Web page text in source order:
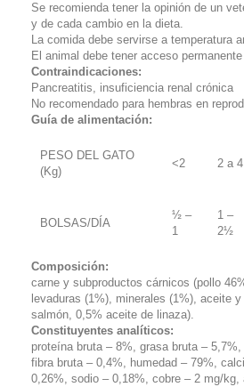
Se recomienda tener la opinión de un
y de cada cambio en la dieta.
La comida debe servirse a temperatura
El animal debe tener acceso
Contraindicaciones:
Pancreatitis, insuficiencia renal crónica
No recomendado para hembras en
Guía de alimentación:
PESO DEL GATO
(Kg)
<2 2 a 4
BOLSAS/DÍA
½ –
1
1 –
2½
Composición:
carne y subproductos cárnicos (pollo
levaduras (1%), minerales (1%), aceite
salmón, 0,5% aceite de linaza).
Constituyentes analíticos:
proteína bruta – 8%, grasa bruta –
fibra bruta – 0,4%, humedad – 79%,
0,26%, sodio – 0,18%, cobre – 2 mg/kg,